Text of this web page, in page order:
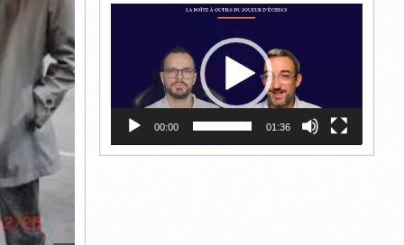
00:00 01:36